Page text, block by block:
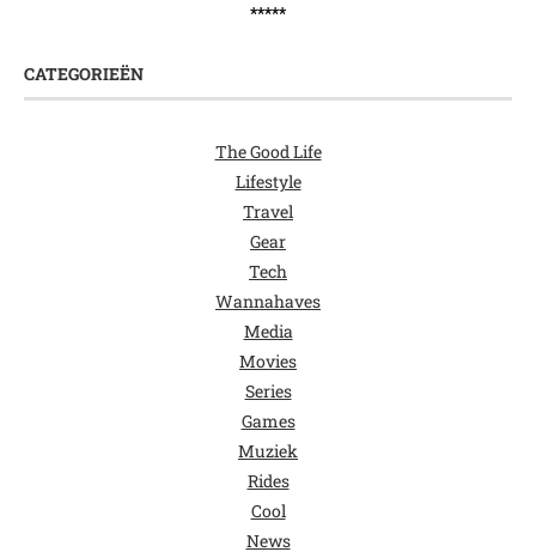
*****
CATEGORIEËN
The Good Life
Lifestyle
Travel
Gear
Tech
Wannahaves
Media
Movies
Series
Games
Muziek
Rides
Cool
News